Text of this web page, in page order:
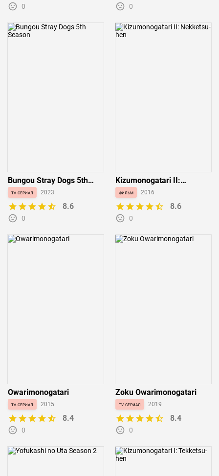
0 0
Bungou Stray Dogs 5th
Season
tv сериал 2023
8.6
0
Kizumonogatari II:
Nekketsu-hen
фильм 2016
8.6
0
Owarimonogatari
tv сериал 2015
8.4
0
Zoku Owarimonogatari
tv сериал 2019
8.4
0